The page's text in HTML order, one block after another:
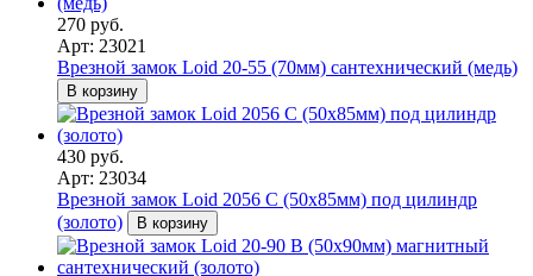
270 руб.
Арт: 23021
Врезной замок Loid 20-55 (70мм) сантехнический (медь)
В корзину
430 руб.
Арт: 23034
Врезной замок Loid 2056 С (50х85мм) под цилиндр
(золото)
В корзину